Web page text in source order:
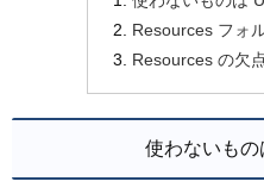
Resources フォ
Resources の欠
使わないも